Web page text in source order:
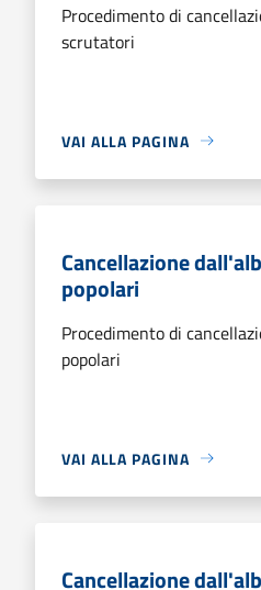
Procedimento di
scrutatori
VAI ALLA PAGINA
Cancellazione
popolari
Procedimento di
popolari
VAI ALLA PAGINA
Cancellazione